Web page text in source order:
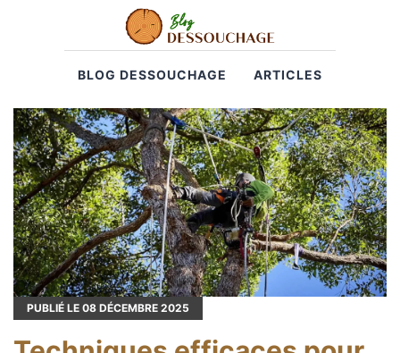
BLOG DESSOUCHAGE ARTICLES
PUBLIÉ LE 08 DÉCEMBRE 2025